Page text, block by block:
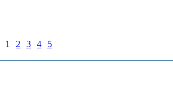
1 2 3 4 5